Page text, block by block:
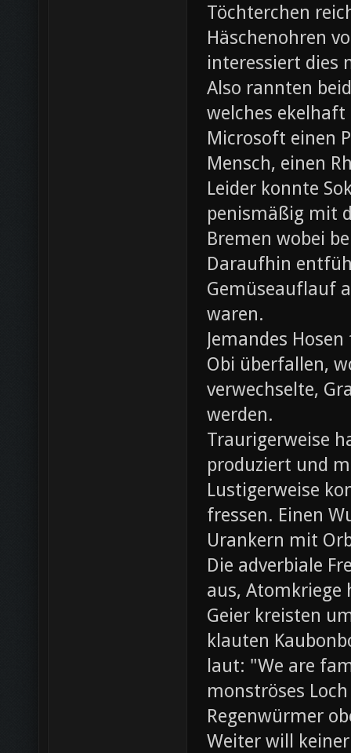
Töchterchen
Häschenohren
interessiert dies
Also rannten
welches
Microsoft einen
Mensch, einen
Leider konnte
penismäßig mit
Bremen wobei
Daraufhin
Gemüseauflauf
waren.
Jemandes
Obi überfallen,
verwechselte,
werden.
Traurigerweise
produziert und
Lustigerweise
fressen. Einen
Urankern mit
Die adverbiale
aus,
Geier kreisten
klauten
laut: "We are
monströses
Regenwürmer
Weiter will